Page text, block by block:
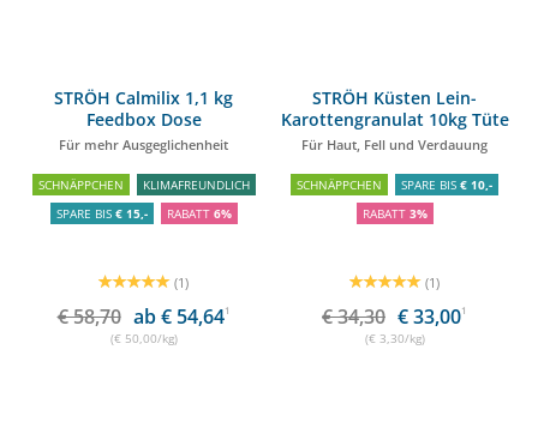
STRÖH Calmilix 1,1 kg
Feedbox Dose
Für mehr Ausgeglichenheit
SCHNÄPPCHEN
KLIMAFREUNDLICH
SPARE BIS € 15,- RABATT 6%
(1)
€ 58,70 ab € 54,641
(€ 50,00/kg)
STRÖH Küsten Lein-
Karottengranulat 10kg Tüte
Für Haut, Fell und Verdauung
SCHNÄPPCHEN SPARE BIS € 10,-
RABATT 3%
(1)
€ 34,30 € 33,001
(€ 3,30/kg)